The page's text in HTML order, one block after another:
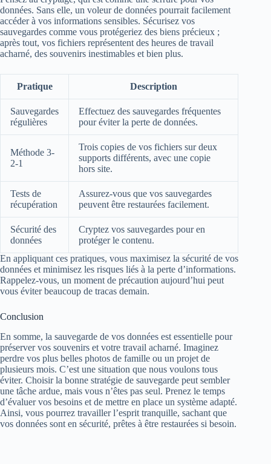
données. Sans elle, un voleur de données pourrait facilement
accéder à vos informations sensibles. Sécurisez vos
sauvegardes comme vous protégeriez des biens précieux ;
après tout, vos fichiers représentent des heures de travail
acharné, des souvenirs inestimables et bien plus.
Pratique Description
Sauvegardes
régulières
Effectuez des sauvegardes fréquentes
pour éviter la perte de données.
Méthode 3-
2-1
Trois copies de vos fichiers sur deux
supports différents, avec une copie
hors site.
Tests de
récupération
Assurez-vous que vos sauvegardes
peuvent être restaurées facilement.
Sécurité des
données
Cryptez vos sauvegardes pour en
protéger le contenu.
En appliquant ces pratiques, vous maximisez la sécurité de vos
données et minimisez les risques liés à la perte d’informations.
Rappelez-vous, un moment de précaution aujourd’hui peut
vous éviter beaucoup de tracas demain.
Conclusion
En somme, la sauvegarde de vos données est essentielle pour
préserver vos souvenirs et votre travail acharné. Imaginez
perdre vos plus belles photos de famille ou un projet de
plusieurs mois. C’est une situation que nous voulons tous
éviter. Choisir la bonne stratégie de sauvegarde peut sembler
une tâche ardue, mais vous n’êtes pas seul. Prenez le temps
d’évaluer vos besoins et de mettre en place un système adapté.
Ainsi, vous pourrez travailler l’esprit tranquille, sachant que
vos données sont en sécurité, prêtes à être restaurées si besoin.